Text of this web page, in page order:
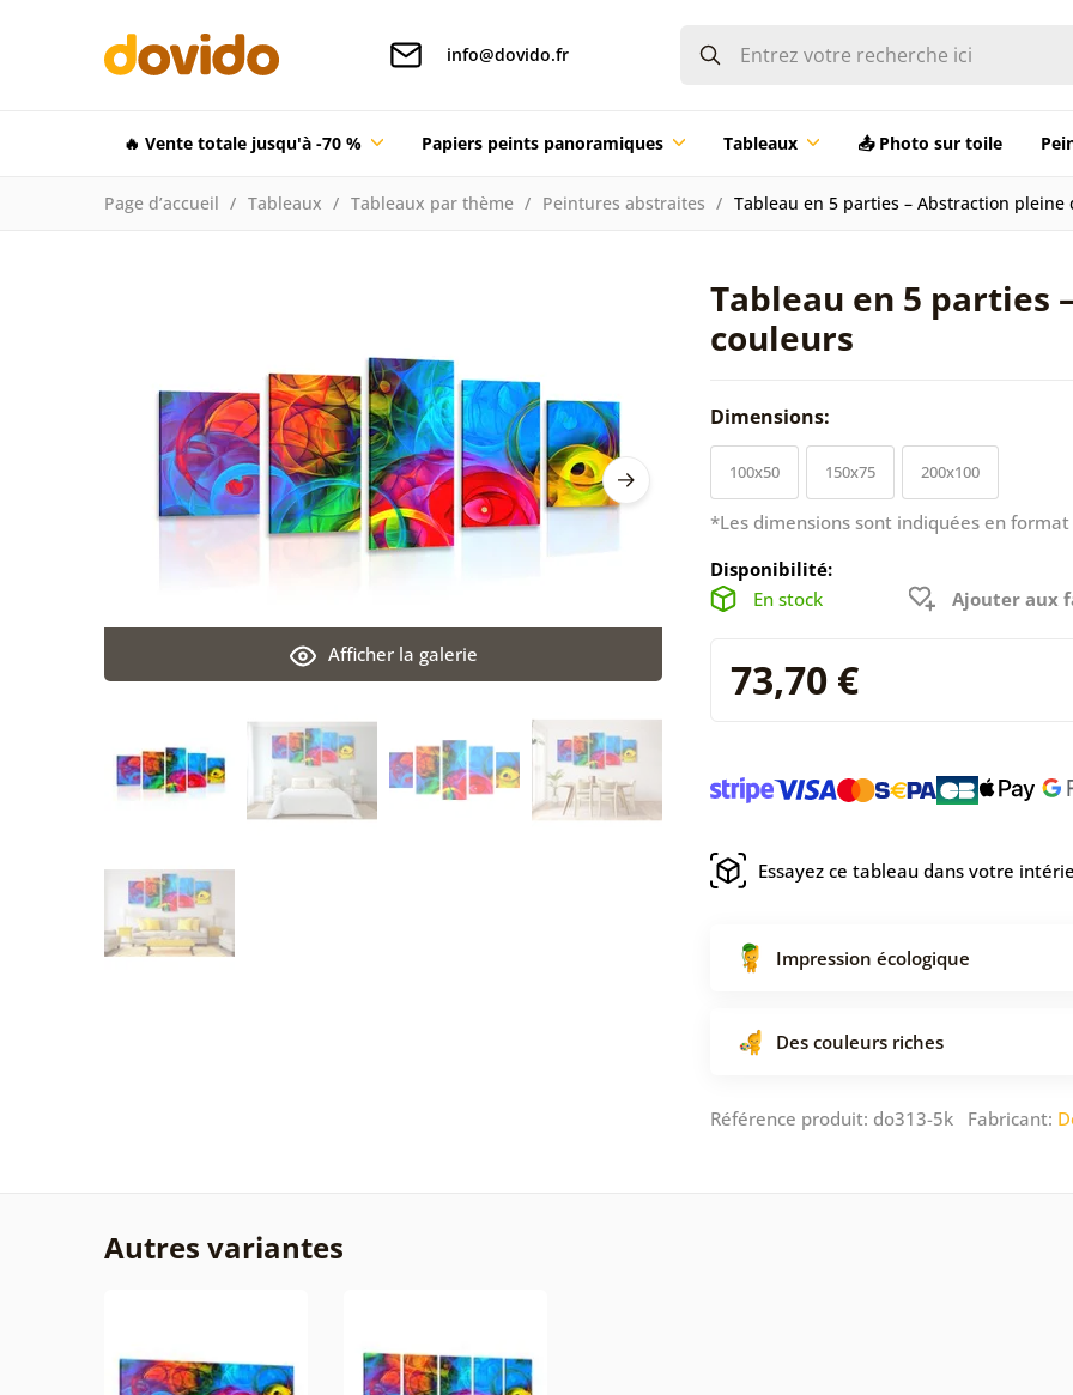
info@dovido.fr
🔥 Vente totale jusqu'à -70 % Papiers peints panoramiques Tableaux 📤 Photo sur toile
Page d’accueil Tableaux Tableaux par thème Peintures abstraites Tableau en 5 parties – Abstraction pleine
Tableau en 5 parties
couleurs
Afficher la galerie
Dimensions:
100x50 150x75 200x100
*Les dimensions sont indiquées en
Disponibilité:
En stock
Ajouter aux
73,70 €
Essayez ce tableau dans votre
Impression écologique
Des couleurs riches
Référence produit: do313-5k Fabricant:
Autres variantes